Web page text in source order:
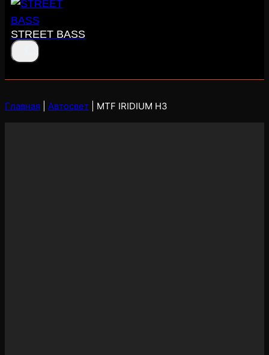
STREET BASS
Главная Автосвет MTF IRIDIUM H3